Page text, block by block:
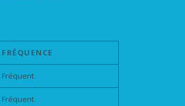
FRÉQUENCE
Fréquent
Fréquent